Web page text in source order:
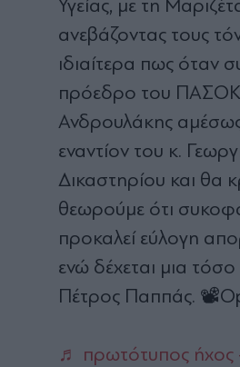
Υγείας, με τη
ανεβάζοντας τους
ιδιαίτερα πως όταν
πρόεδρο του
Ανδρουλάκης
εναντίον του κ.
Δικαστηρίου και θα
θεωρούμε ότι
προκαλεί εύλογη
ενώ δέχεται μια
Πέτρος Παππάς.
♬ πρωτότυπος ήχος